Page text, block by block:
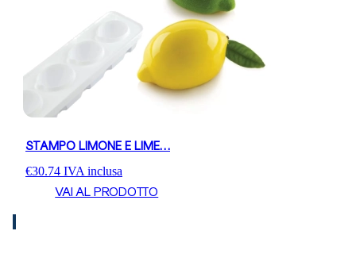
STAMPO LIMONE E LIME…
€30.74 IVA inclusa
VAI AL PRODOTTO